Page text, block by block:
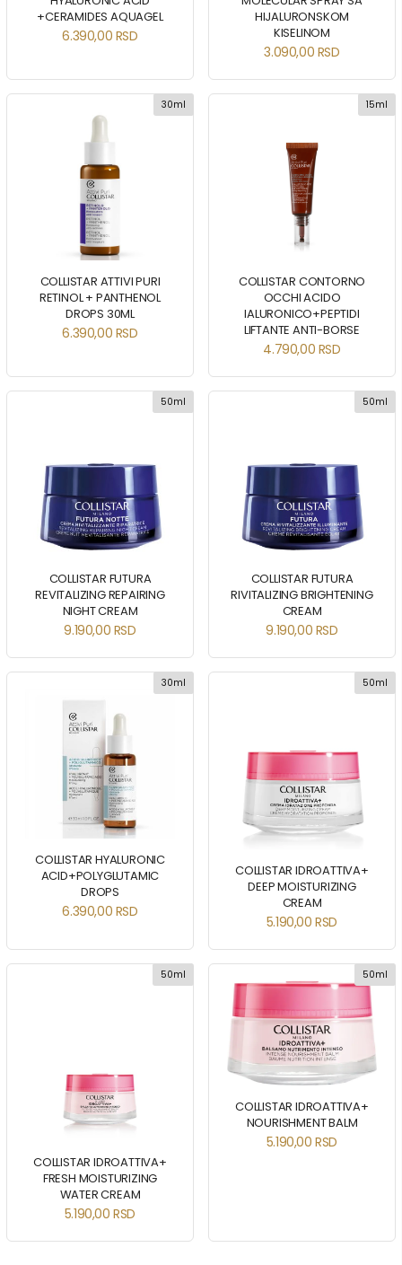
+CERAMIDES AQUAGEL
6.390,00 RSD
HIJALURONSKOM
KISELINOM
3.090,00 RSD
30ml
COLLISTAR ATTIVI PURI
RETINOL + PANTHENOL
DROPS 30ML
6.390,00 RSD
15ml
COLLISTAR CONTORNO
OCCHI ACIDO
IALURONICO+PEPTIDI
LIFTANTE ANTI-BORSE
4.790,00 RSD
50ml
COLLISTAR FUTURA
REVITALIZING REPAIRING
NIGHT CREAM
9.190,00 RSD
50ml
COLLISTAR FUTURA
RIVITALIZING BRIGHTENING
CREAM
9.190,00 RSD
30ml
COLLISTAR HYALURONIC
ACID+POLYGLUTAMIC
DROPS
6.390,00 RSD
50ml
COLLISTAR IDROATTIVA+
DEEP MOISTURIZING
CREAM
5.190,00RSD
50ml
COLLISTAR IDROATTIVA+
FRESH MOISTURIZING
WATER CREAM
5.190,00RSD
50ml
COLLISTAR IDROATTIVA+
NOURISHMENT BALM
5.190,00RSD